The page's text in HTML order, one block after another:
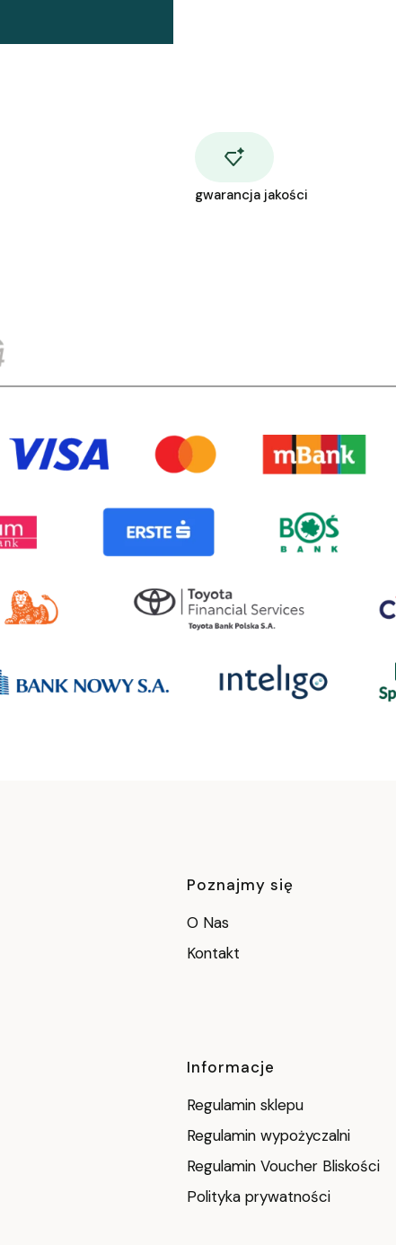
gwarancja jakości
Linki w stopce
Poznajmy się
O Nas
Kontakt
Informacje
Regulamin sklepu
Regulamin wypożyczalni
Regulamin Voucher Bliskości
Polityka prywatności